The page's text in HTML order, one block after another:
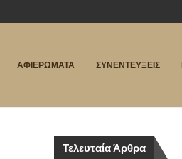
ΑΦΙΕΡΩΜΑΤΑ ΣΥΝΕΝΤΕΥΞΕΙΣ
Τελευταία Άρθρα